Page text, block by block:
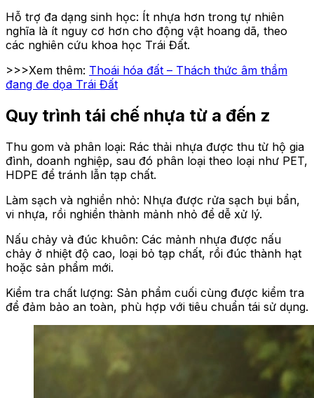
Hỗ trợ đa dạng sinh học: Ít nhựa hơn trong tự nhiên
nghĩa là ít nguy cơ hơn cho động vật hoang dã, theo
các nghiên cứu khoa học Trái Đất.
>>>Xem thêm: Thoái hóa đất – Thách thức âm thầm
đang đe dọa Trái Đất
Quy trình tái chế nhựa từ a đến z
Thu gom và phân loại: Rác thải nhựa được thu từ hộ gia
đình, doanh nghiệp, sau đó phân loại theo loại như PET,
HDPE để tránh lẫn tạp chất.
Làm sạch và nghiền nhỏ: Nhựa được rửa sạch bụi bẩn,
vi nhựa, rồi nghiền thành mảnh nhỏ để dễ xử lý.
Nấu chảy và đúc khuôn: Các mảnh nhựa được nấu
chảy ở nhiệt độ cao, loại bỏ tạp chất, rồi đúc thành hạt
hoặc sản phẩm mới.
Kiểm tra chất lượng: Sản phẩm cuối cùng được kiểm tra
để đảm bảo an toàn, phù hợp với tiêu chuẩn tái sử dụng.